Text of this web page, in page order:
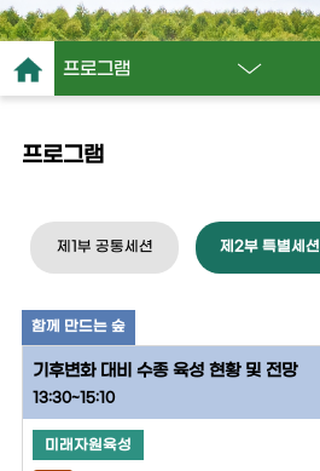
프로그램
프로그램
제1부 공통세션 제2부 특별세션
함께 만드는 숲
기후변화 대비 수종 육성 현황 및 전망
13:30~15:10
미래자원육성